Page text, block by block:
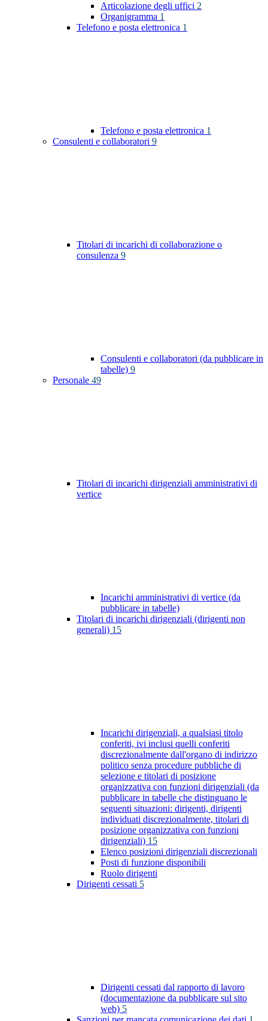
Articolazione degli uffici 2
Organigramma 1
Telefono e posta elettronica 1
Telefono e posta elettronica 1
Consulenti e collaboratori 9
Titolari di incarichi di collaborazione o
consulenza 9
Consulenti e collaboratori (da pubblicare in
tabelle) 9
Personale 49
Titolari di incarichi dirigenziali amministrativi di
vertice
Incarichi amministrativi di vertice (da
pubblicare in tabelle)
Titolari di incarichi dirigenziali (dirigenti non
generali) 15
Incarichi dirigenziali, a qualsiasi titolo
conferiti, ivi inclusi quelli conferiti
discrezionalmente dall'organo di indirizzo
politico senza procedure pubbliche di
selezione e titolari di posizione
organizzativa con funzioni dirigenziali (da
pubblicare in tabelle che distinguano le
seguenti situazioni: dirigenti, dirigenti
individuati discrezionalmente, titolari di
posizione organizzativa con funzioni
dirigenziali) 15
Elenco posizioni dirigenziali discrezionali
Posti di funzione disponibili
Ruolo dirigenti
Dirigenti cessati 5
Dirigenti cessati dal rapporto di lavoro
(documentazione da pubblicare sul sito
web) 5